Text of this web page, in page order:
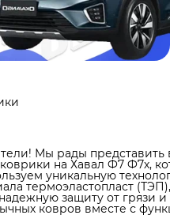
Мы рады
на Хавал Ф7 Ф7х,
уникальную
термоэластопласт
защиту от грязи
ковров вместе с